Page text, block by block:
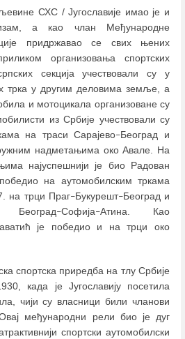
СХС / Југославије имао је и
а као члан Међународне
придржавао се свих њених
организовања спортских
секција учествовали су у
трка у другим деловима земље, а
и мотоцикала организоване су
из Србије учествовали су
на траси Сарајево–Београд и
надметањима око Авале. На
најуспешнији је био Радован
на аутомобилским тркама
на трци Праг–Букурешт–Београд и
–Софија–Атина. Као
је победио и на трци око
спортска приредба на тлу Србије
када је Југославију посетила
чији су власници били чланови
међународни рели био је дуг
спортски аутомобилски